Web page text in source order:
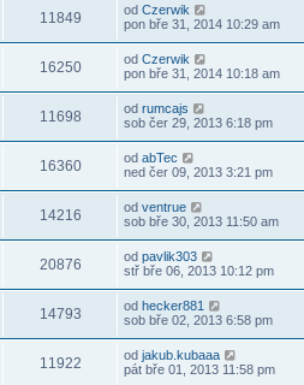
11849 od Czerwik
pon bře 31, 2014 10:29 am
16250 od Czerwik
pon bře 31, 2014 10:18 am
11698 od rumcajs
sob čer 29, 2013 6:18 pm
16360 od abTec
ned čer 09, 2013 3:21 pm
14216 od ventrue
sob bře 30, 2013 11:50 am
20876 od pavlik303
stř bře 06, 2013 10:12 pm
14793 od hecker881
sob bře 02, 2013 6:58 pm
11922 od jakub.kubaaa
pát bře 01, 2013 11:58 pm